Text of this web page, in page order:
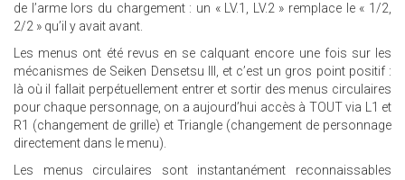
de l’arme lors du chargement : un « LV.1, LV.2 » remplace le « 1/2,
2/2 » qu’il y avait avant.
Les menus ont été revus en se calquant encore une fois sur les
mécanismes de Seiken Densetsu III, et c’est un gros point positif :
là où il fallait perpétuellement entrer et sortir des menus circulaires
pour chaque personnage, on a aujourd’hui accès à TOUT via L1 et
R1 (changement de grille) et Triangle (changement de personnage
directement dans le menu).
Les menus circulaires sont instantanément reconnaissables